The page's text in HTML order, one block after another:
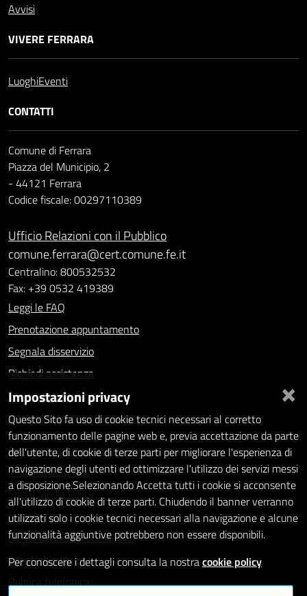
Avvisi
VIVERE FERRARA
LuoghiEventi
CONTATTI
Comune di Ferrara
Piazza del Municipio, 2
- 44121 Ferrara
Codice fiscale: 00297110389
Ufficio Relazioni con il Pubblico
comune.ferrara@cert.comune.fe.it
Centralino: 800532532
Fax: +39 0532 419389
Leggi le FAQ
Prenotazione appuntamento
Segnala disservizio
Richiedi assistenza
Statistiche dei Siti web
Intranet - accesso riservato
Amministrazione trasparente
Informativa privacy
Social Media Policy
Note legali
Dichiarazione di accessibilità
Whistleblowing
Rubrica telefonica
×
Impostazioni privacy
Questo Sito fa uso di cookie tecnici necessari al corretto
funzionamento delle pagine web e, previa accettazione da parte
dell'utente, di cookie di terze parti per migliorare l'esperienza di
navigazione degli utenti ed ottimizzare l'utilizzo dei servizi messi
a disposizione.Selezionando Accetta tutti i cookie si acconsente
all'utilizzo di cookie di terze parti. Chiudendo il banner verranno
utilizzati solo i cookie tecnici necessari alla navigazione e alcune
funzionalità aggiuntive potrebbero non essere disponibili.
Per conoscere i dettagli consulta la nostracookie policy